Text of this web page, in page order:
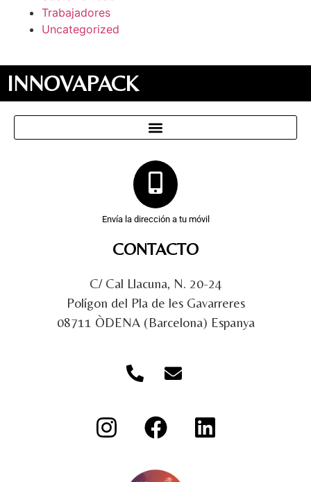
Trabajadores
Uncategorized
INNOVAPACK
Envía la dirección a tu móvil
CONTACTO
C/ Cal Llacuna, N. 20-24
Polígon del Pla de les Gavarreres
08711 ÒDENA (Barcelona) Espanya